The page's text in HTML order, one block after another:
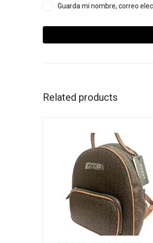
Guarda mi nombre, correo
Related products